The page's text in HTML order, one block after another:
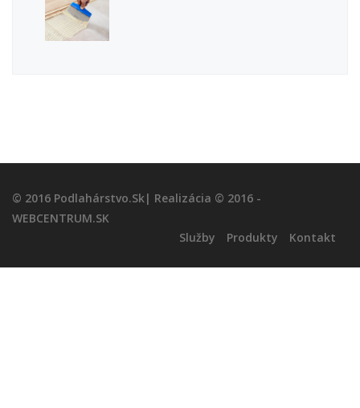
© 2016 Podlahárstvo.sk| Realizácia © 2016 -
WEBCENTRUM.SK
Služby
Produkty Kontakt